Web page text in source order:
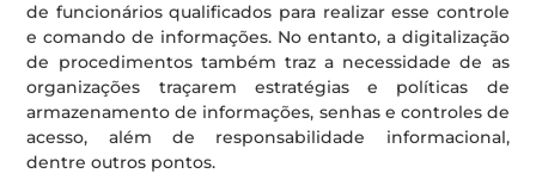
de funcionários qualificados para realizar esse controle
e comando de informações. No entanto, a digitalização
de procedimentos também traz a necessidade de as
organizações traçarem estratégias e políticas de
armazenamento de informações, senhas e controles de
acesso, além de responsabilidade informacional,
dentre outros pontos.